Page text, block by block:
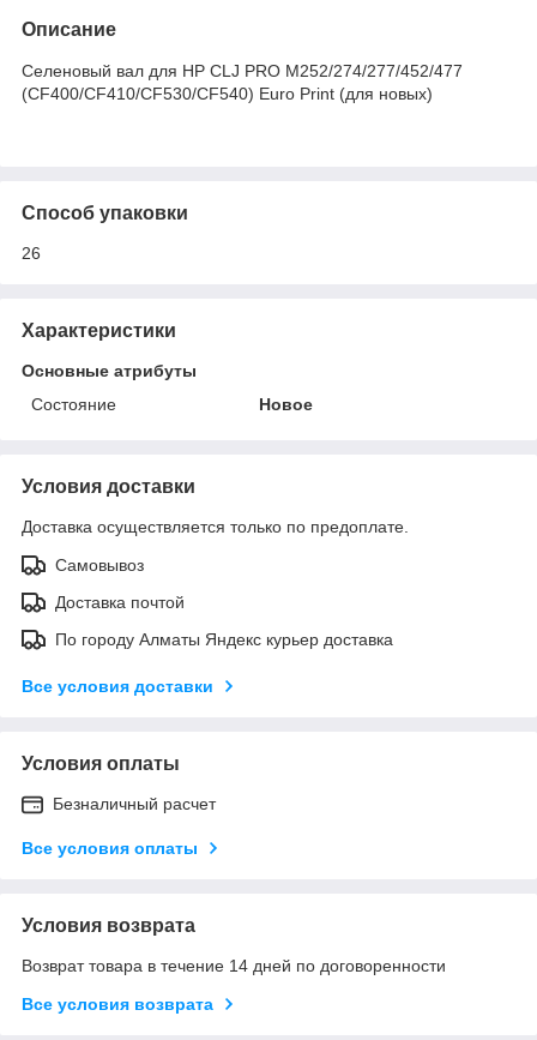
Описание
Селеновый вал для HP CLJ PRO M252/274/277/452/477
(CF400/CF410/CF530/CF540) Euro Print (для новых)
Способ упаковки
26
Характеристики
Основные атрибуты
Состояние
Новое
Условия доставки
Доставка осуществляется только по предоплате.
Самовывоз
Доставка почтой
По городу Алматы Яндекс курьер доставка
Все условия доставки
Условия оплаты
Безналичный расчет
Все условия оплаты
Условия возврата
Возврат товара в течение 14 дней по договоренности
Все условия возврата